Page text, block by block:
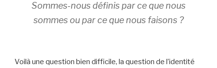
Sommes-nous définis par ce que nous
sommes ou par ce que nous faisons ?
Voilà une question bien difficile, la question de l’identité